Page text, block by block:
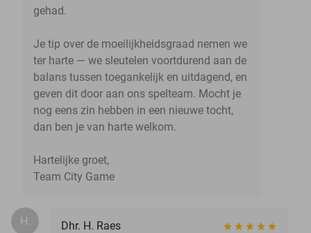
gehad.
Je tip over de moeilijkheidsgraad nemen we
ter harte — we sleutelen voortdurend aan de
balans tussen toegankelijk en uitdagend, en
geven dit door aan ons spelteam. Mocht je
nog eens zin hebben in een nieuwe tocht,
dan ben je van harte welkom.
Hartelijke groet,
Team City Game
H.
Dhr. H. Raes